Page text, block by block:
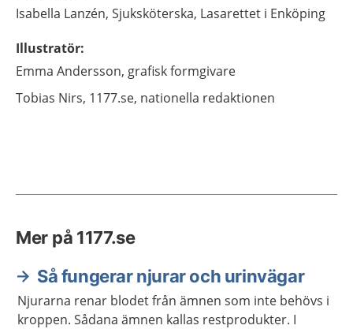
Isabella Lanzén, Sjuksköterska, Lasarettet i Enköping
Illustratör:
Emma Andersson, grafisk formgivare
Tobias Nirs, 1177.se, nationella redaktionen
Mer på 1177.se
Så fungerar njurar och urinvägar
Njurarna renar blodet från ämnen som inte behövs i
kroppen. Sådana ämnen kallas restprodukter. I